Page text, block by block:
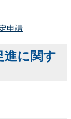
申請
進に関す